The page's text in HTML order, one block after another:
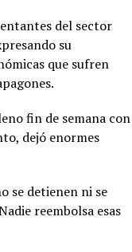
del sector
su
que sufren
fin de semana con
dejó enormes
se detienen ni se
reembolsa esas